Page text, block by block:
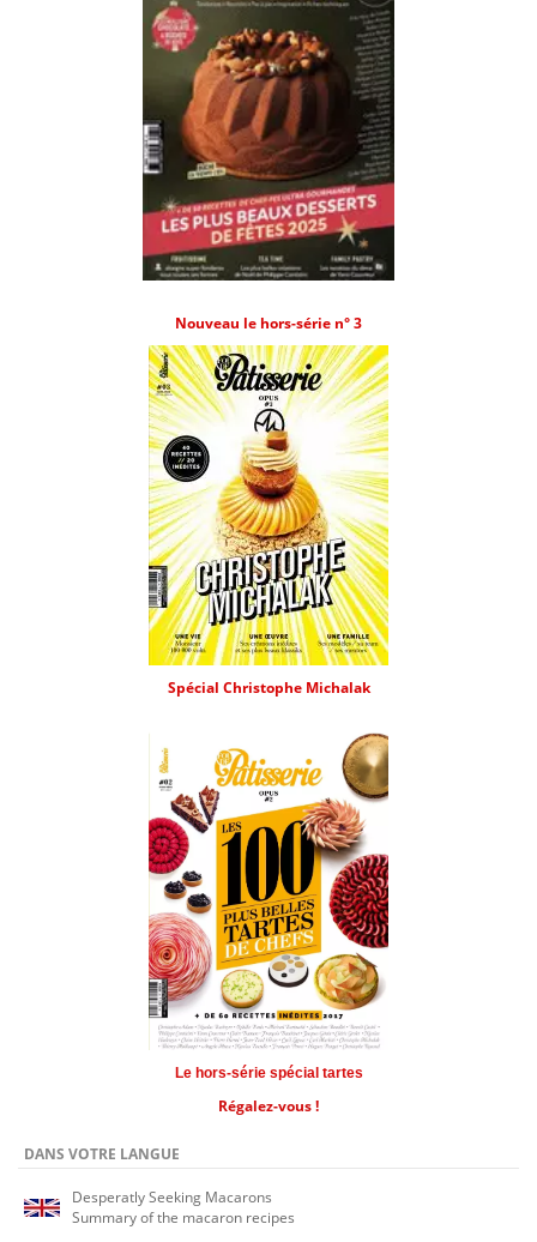
Nouveau le hors-série n° 3
Spécial Christophe Michalak
Le hors-série spécial tartes
Régalez-vous !
DANS VOTRE LANGUE
Desperatly Seeking Macarons
Summary of the macaron recipes